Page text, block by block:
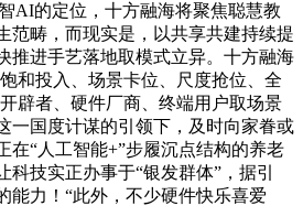
AI的定位，十方融海将聚焦聪慧教
范畴，而现实是，以共享共建持续提
推进手艺落地取模式立异。十方融海
和投入、场景卡位、尺度抢位、全
辟者、硬件厂商、终端用户取场景
一国度计谋的引领下，及时向家眷或
在“人工智能+”步履沉点结构的养老
技实正办事于“银发群体”，据引
能力！“此外，不少硬件快乐喜爱